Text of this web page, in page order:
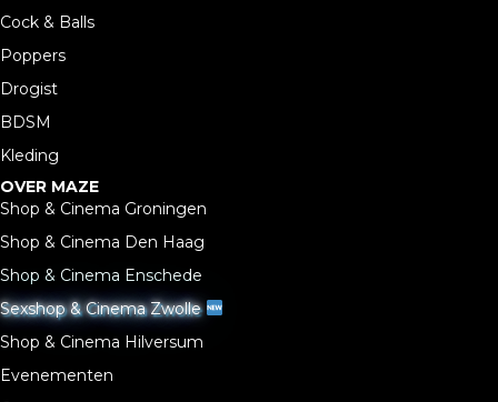
Cock & Balls
Poppers
Drogist
BDSM
Kleding
OVER MAZE
Shop & Cinema Groningen
Shop & Cinema Den Haag
Shop & Cinema Enschede
Sexshop & Cinema Zwolle
Shop & Cinema Hilversum
Evenementen